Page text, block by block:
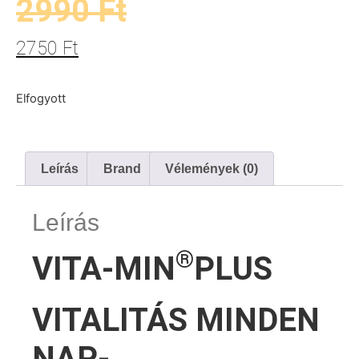
2990Ft
2750 Ft
Elfogyott
Leírás Brand Vélemények (0)
Leírás
VITA-MIN®PLUS
VITALITÁS MINDEN